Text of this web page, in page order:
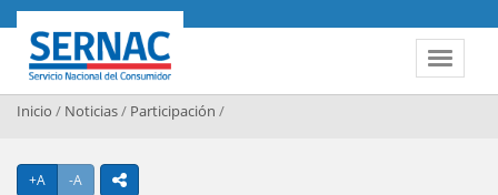
Contenido principal
Toggle
SERNAC
Inicio / Noticias/ Participación /
+A Agrandar texto
-A Achicar textoicono compartir